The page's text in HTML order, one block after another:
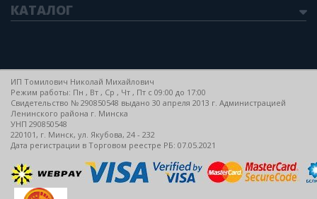
КАТАЛОГ
ИП Томилович Николай Михайлович
Режим работы: Пн , Вт , Ср , Чт , Пт c 09:00 до 17:00
Свидетельство № 290850548 выдано 30 апреля 2013 г. Администрацией
Ленинского района г. Минска
УНП 290850548
220101, г. Минск, ул. Якубова, 24 - 232
Дата регистрации в Торговом реестре РБ: 07.05.2021